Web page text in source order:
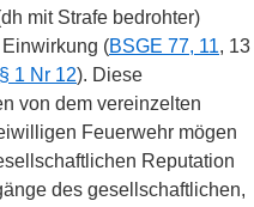
mit Strafe bedrohter)
(BSGE 77, 11, 13
1 Nr 12). Diese
von dem vereinzelten
Feuerwehr mögen
Reputation
des gesellschaftlichen,